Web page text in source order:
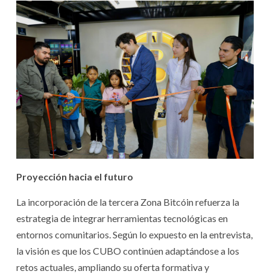
Proyección hacia el futuro
La incorporación de la tercera Zona Bitcóin refuerza la
estrategia de integrar herramientas tecnológicas en
entornos comunitarios. Según lo expuesto en la entrevista,
la visión es que los CUBO continúen adaptándose a los
retos actuales, ampliando su oferta formativa y